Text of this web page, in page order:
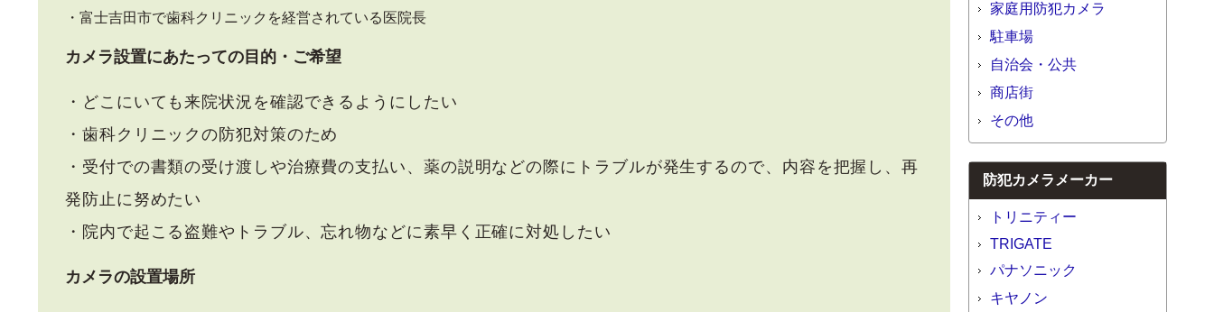
・富士吉田市で歯科クリニックを経営されている医院長
カメラ設置にあたっての目的・ご希望
・どこにいても来院状況を確認できるようにしたい
・歯科クリニックの防犯対策のため
・受付での書類の受け渡しや治療費の支払い、薬の説明などの際にトラブルが発生するので、内容を把握し、再
発防止に努めたい
・院内で起こる盗難やトラブル、忘れ物などに素早く正確に対処したい
カメラの設置場所
家庭用防犯カメラ
駐車場
自治会・公共
商店街
その他
防犯カメラメーカー
トリニティー
TRIGATE
パナソニック
キヤノン